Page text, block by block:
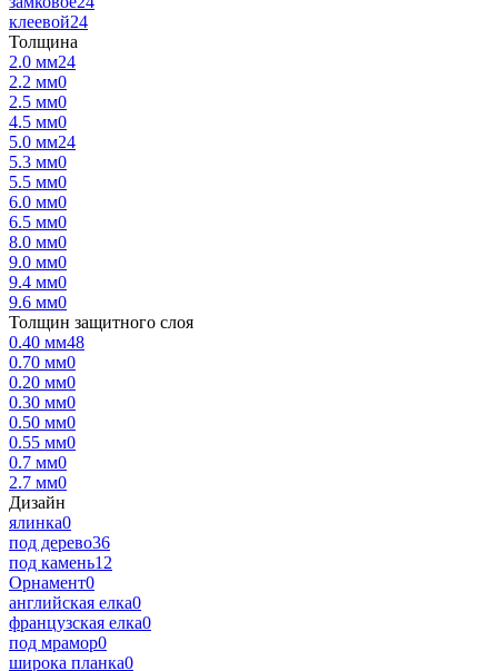
клеевой24
Толщина
2.0 мм24
2.2 мм0
2.5 мм0
4.5 мм0
5.0 мм24
5.3 мм0
5.5 мм0
6.0 мм0
6.5 мм0
8.0 мм0
9.0 мм0
9.4 мм0
9.6 мм0
Толщин защитного слоя
0.40 мм48
0.70 мм0
0.20 мм0
0.30 мм0
0.50 мм0
0.55 мм0
0.7 мм0
2.7 мм0
Дизайн
ялинка0
под дерево36
под камень12
Орнамент0
английская елка0
французская елка0
под мрамор0
широка планка0